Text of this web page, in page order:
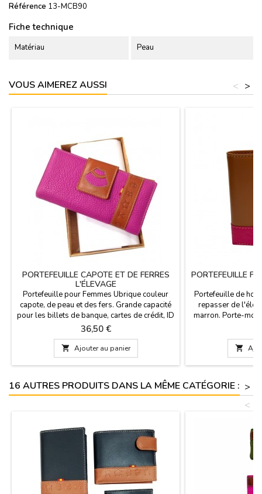
Référence 13-MCB90
Fiche technique
Matériau Peau
VOUS AIMEREZ AUSSI >
<
PORTEFEUILLE CAPOTE ET DE FERRES
L'ÉLEVAGE
Portefeuille pour Femmes Ubrique couleur
capote, de peau et des fers. Grande capacité
pour les billets de banque, cartes de crédit, ID
... et la bourse dans le dos. Nous avons
quatre formats Dimensions: Petit: 11 cm x 8,5
cm/ Médiane: 13 cm X 10 cm/ Large: 16 cm X
10 cm/ Très grand: 18 cm X 10 cm
Prix
36,50 €
 Ajouter au panier
PORTEFEUILLE
Portefeuille de
repasser de
marron. Porte-
Fabriqué en
cm x 8 cm avec
HORIZONTAL: 11
fermeture et

16 AUTRES PRODUITS DANS LA MÊME CATÉGORIE : >
<